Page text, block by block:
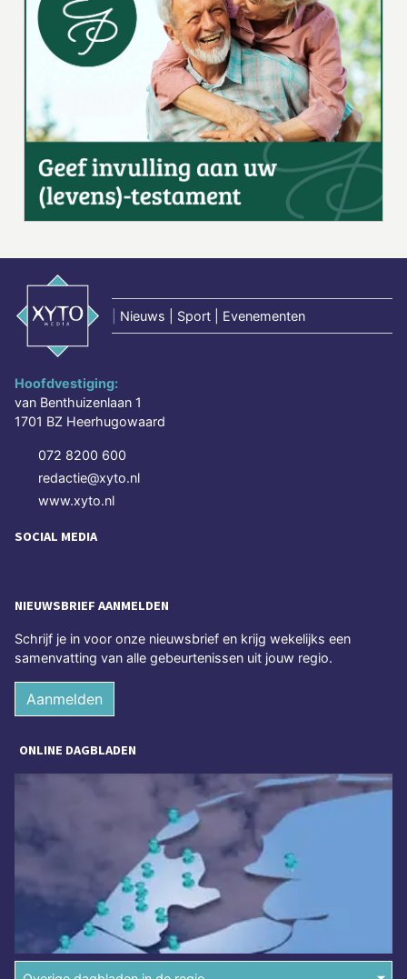
Nieuws | Sport | Evenementen
Hoofdvestiging:
van Benthuizenlaan 1
1701 BZ Heerhugowaard
072 8200 600
redactie@xyto.nl
www.xyto.nl
SOCIAL MEDIA
NIEUWSBRIEF AANMELDEN
Schrijf je in voor onze nieuwsbrief en krijg wekelijks een
samenvatting van alle gebeurtenissen uit jouw regio.
Aanmelden
ONLINE DAGBLADEN